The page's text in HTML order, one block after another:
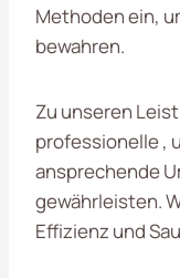
Methoden ein,
bewahren.
Zu unseren
professionelle ,
ansprechende
gewährleisten.
Effizienz und